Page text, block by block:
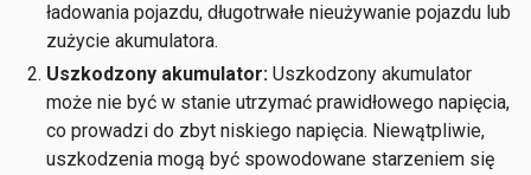
ładowania pojazdu, długotrwałe nieużywanie pojazdu lub
zużycie akumulatora.
Uszkodzony akumulator: Uszkodzony akumulator
może nie być w stanie utrzymać prawidłowego napięcia,
co prowadzi do zbyt niskiego napięcia. Niewątpliwie,
uszkodzenia mogą być spowodowane starzeniem się